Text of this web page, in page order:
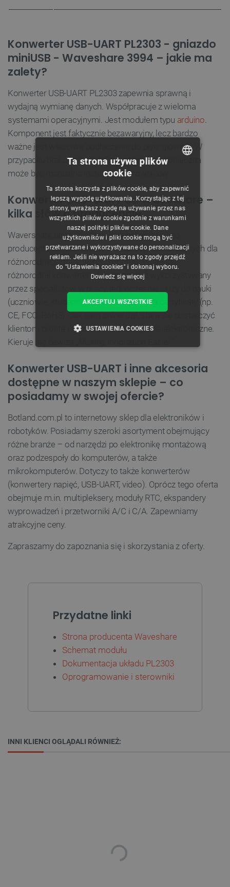
Konwerter USB-UART PL2303 - gniazdo
miniUSB - Waveshare 3994 – jakie ma
zalety?
Konwerter USB-UART PL2303 zapewnia sprawną i
wydajną wymianę danych. Współpracuje z wieloma
systemami operacyjnymi. Jest modułem typu arduino
Komponent jest faktycznie bezawaryjny, lecz bardzo
ważne jest właściwe podłączenie do płyty głównej. W
przypadku braku zgodności z systemem – konieczna
może być manualna instalacja sterowników.
Konwerter USB-UART od Waveshare –
kilka słów o producencie
Wavershare uchodzi za wiodącego, globalnego
producenta komponentów i modułów elektronicznych dla
różnorodnych branż, w tym robotyki. Posiadają
różnorodne konwertery. Ich sprzęt jest wykorzystywany
przez specjalistów w pracy, jednocześnie służy do nauki
(uczniowie, studenci). Producent posiada certyfikaty (np.
CE, FCC, RoHS). Jak sam stwierdził, stara się dostarczyć
klientom proste i niezawodne rozwiązania elektroniczne.
Kieruje się dewizą „Making Innovation Easier”.
Konwerter USB-UART i inne akcesoria
dostępne w naszym sklepie – co
posiadamy w swojej ofercie?
Botland.com.pl to internetowy sklep dla elektroników i
robotyków. Posiadamy szeroki asortyment obejmujący
różne branże – od narzędzi po elektronikę montażową
oraz podzespoły do komputerów, a także
mikrokomputerów. Dotyczy to także konwerterów
(konwertery napięć, USB-UART, video). Oprócz tego oferta
obejmuje m.in. multipleksery, moduły RTC, ekspandery
wyprowadzeń i przetworniki A/C i C/A. Zapewniamy
atrakcyjne ceny.
Zapraszamy do zapoznania się i skorzystania z oferty.
Przydatne linki
Strona producenta Waveshare
Schemat modułu
Dokumentacja układu PL2303
Oprogramowanie i sterowniki
INNI KLIENCI OGLĄDALI RÓWNIEŻ:
CZECH
ENGLISH
GERMAN
Ta strona używa plików
cookie
Ta strona korzysta z plików cookie, aby zapewnić
lepszą wygodę użytkowania. Korzystając z tej
strony, wyrażasz zgodę na używanie przez nas
wszystkich plików cookie zgodnie z warunkami
naszej polityki plików cookie. Dane
użytkowników i pliki cookie mogą być
przetwarzane i wykorzystywane do personalizacji
reklam. Jeśli nie wyrażasz na to zgody przejdź
do "Ustawienia cookies" i dokonaj wyboru.
Dowiedz się więcej
AKCEPTUJ WSZYSTKIE
USTAWIENIA COOKIES
FUNKCJONALNOŚĆ
Niezbędne Wydajność Targetowanie
Funkcjonalność
Niezbędne pliki cookie umożliwiają korzystanie z
podstawowych funkcji strony internetowej, takich
jak logowanie użytkownika i zarządzanie kontem.
Bez niezbędnych plików cookie nie można
prawidłowo korzystać ze strony internetowej.
PrestaShop-[abcdef0123456789]{32} .botland.com.pl